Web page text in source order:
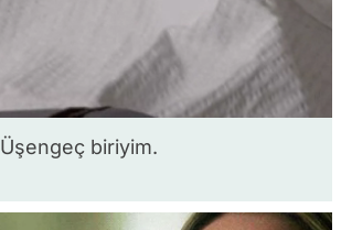
Üşengeç biriyim.